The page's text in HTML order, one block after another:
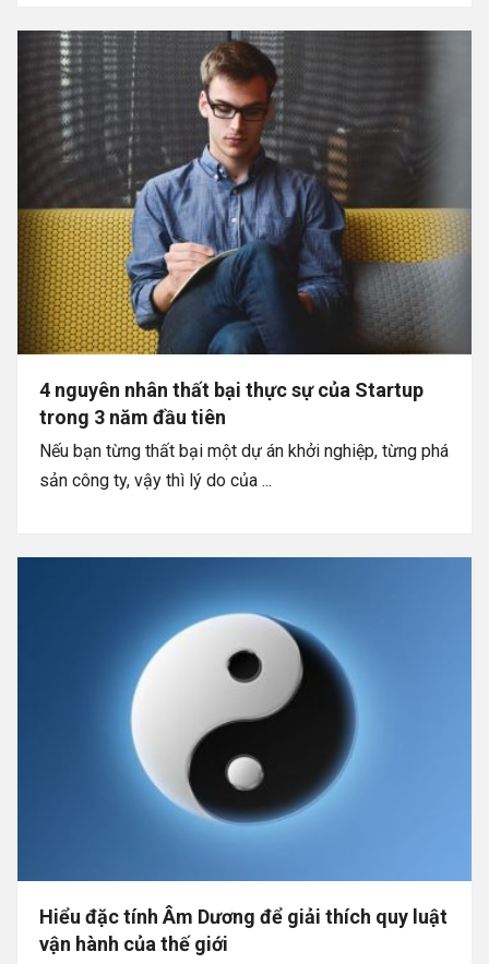
4 nguyên nhân thất bại thực sự của Startup
trong 3 năm đầu tiên
Nếu bạn từng thất bại một dự án khởi nghiệp, từng phá
sản công ty, vậy thì lý do của ...
Hiểu đặc tính Âm Dương để giải thích quy luật
vận hành của thế giới